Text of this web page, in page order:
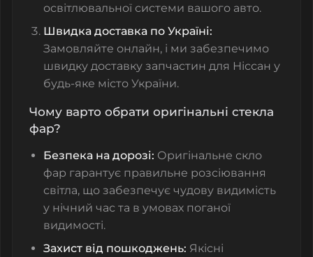
освітлювальної системи вашого авто.
Швидка доставка по Україні:
Замовляйте онлайн, і ми забезпечимо
швидку доставку запчастин для Ніссан у
будь-яке місто України.
Чому варто обрати оригінальні стекла
фар?
Безпека на дорозі: Оригінальне скло
фар гарантує правильне розсіювання
світла, що забезпечує чудову видимість
у нічний час та в умовах поганої
видимості.
Захист від пошкоджень: Якісні